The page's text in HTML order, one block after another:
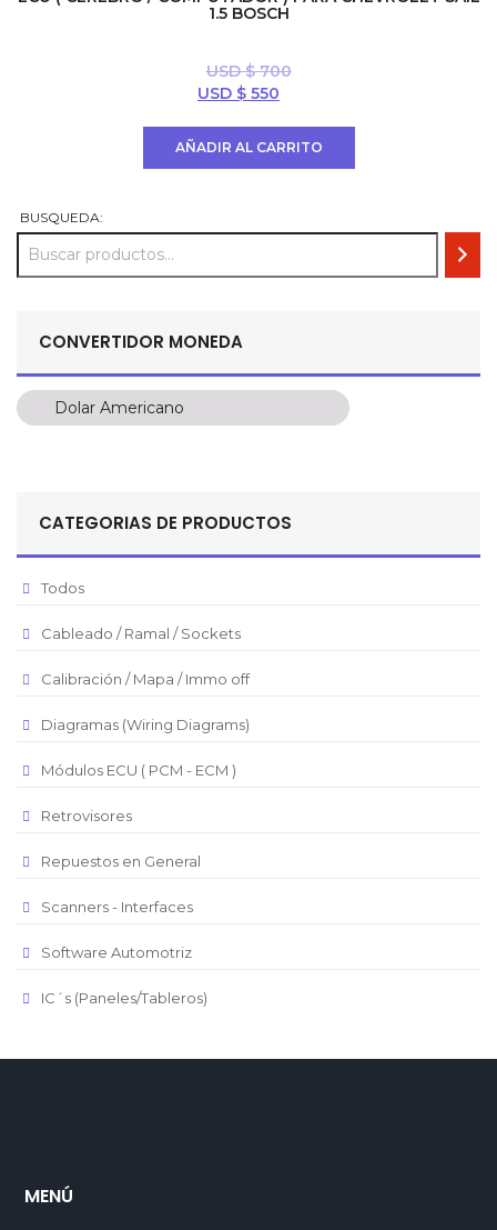
1.5 BOSCH
USD $700
El
era:
USD $ 550
es:
AÑADIR AL CARRITO
BUSQUEDA:
CONVERTIDOR MONEDA
Dolar Americano
Dolar Americano
Pesos Mexicanos
Euro
Real Brasilero
CATEGORIAS DE PRODUCTOS
Todos
Cableado / Ramal / Sockets
Calibración / Mapa / Immo off
Diagramas (Wiring Diagrams)
Módulos ECU ( PCM - ECM )
Retrovisores
Repuestos en General
Scanners - Interfaces
Software Automotriz
IC´s (Paneles/Tableros)
MENÚ